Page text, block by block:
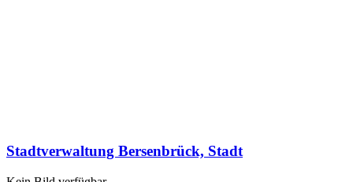
Stadtverwaltung Bersenbrück, Stadt